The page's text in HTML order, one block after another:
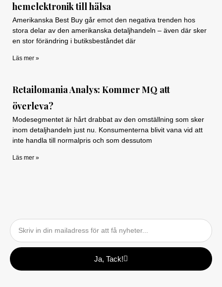
hemelektronik till hälsa
Amerikanska Best Buy går emot den negativa trenden hos
stora delar av den amerikanska detaljhandeln – även där sker
en stor förändring i butiksbeståndet där
Läs mer »
Retailomania Analys: Kommer MQ att
överleva?
Modesegmentet är hårt drabbat av den omställning som sker
inom detaljhandeln just nu. Konsumenterna blivit vana vid att
inte handla till normalpris och som dessutom
Läs mer »
Email
Ja, Tack!